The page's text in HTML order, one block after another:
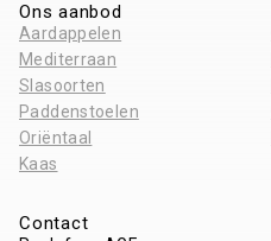
Ons aanbod
Aardappelen
Mediterraan
Slasoorten
Paddenstoelen
Oriëntaal
Kaas
Contact